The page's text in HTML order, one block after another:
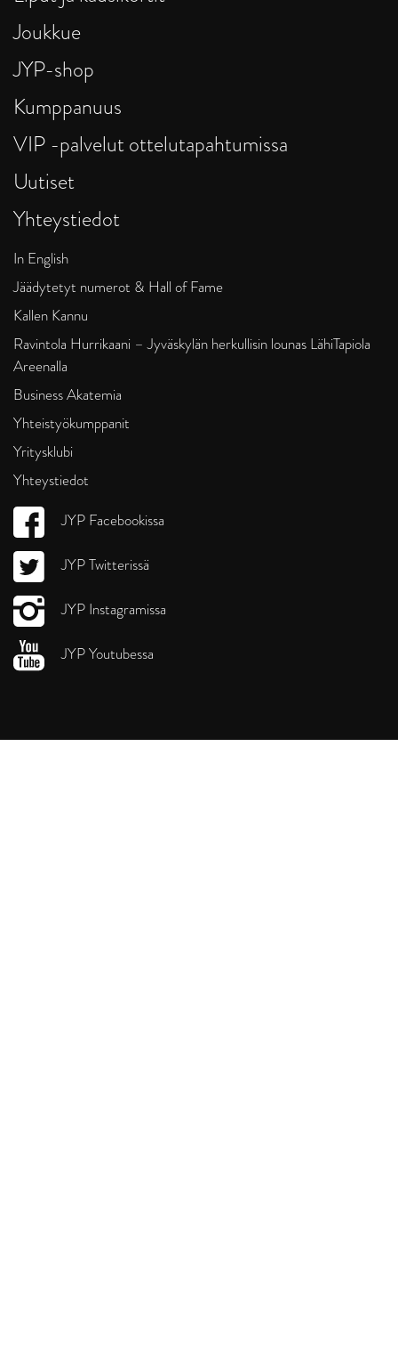
Joukkue
JYP-shop
Kumppanuus
VIP -palvelut ottelutapahtumissa
Uutiset
Yhteystiedot
In English
Jäädytetyt numerot & Hall of Fame
Kallen Kannu
Ravintola Hurrikaani – Jyväskylän herkullisin lounas LähiTapiola
Areenalla
Business Akatemia
Yhteistyökumppanit
Yritysklubi
Yhteystiedot
JYP Facebookissa
JYP Twitterissä
JYP Instagramissa
JYP Youtubessa